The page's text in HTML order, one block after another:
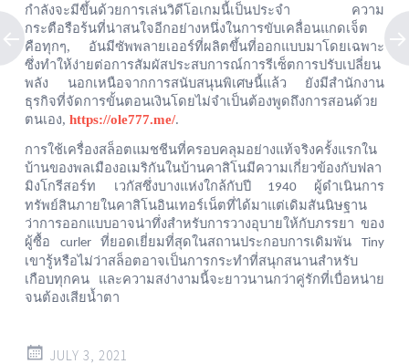
กำลังจะมีขึ้นด้วยการเล่นวิดีโอเกมนี้เป็นประจำ
ความ
กระตือรือร้นที่น่าสนใจอีกอย่างหนึ่งในการขับเคลื่อนแกดเจ็ต
คือทุกๆ,
อันมีซัพพลายเออร์ที่ผลิตขึ้นที่ออกแบบมาโดยเฉพาะ
ซึ่งทำให้ง่ายต่อการสัมผัสประสบการณ์การรีเซ็ตการปรับเปลี่ยน
พลัง
นอกเหนือจากการสนับสนุนพิเศษนี้แล้ว
ยังมีสำนักงาน
ธุรกิจที่จัดการขั้นตอนเงินโดยไม่จำเป็นต้องพูดถึงการสอนด้วย
ตนเอง, https://ole777.me/.
การใช้เครื่องสล็อตแมชชีนที่ครอบคลุมอย่างแท้จริงครั้งแรกใน
บ้านของพลเมืองอเมริกันในบ้านคาสิโนมีความเกี่ยวข้องกับฟลา
มิงโกรีสอร์ท
เวกัสซึ่งบางแห่งใกล้กับปี 1940 ผู้ดำเนินการ
ทรัพย์สินภายในคาสิโนอินเทอร์เน็ตที่ได้มาแต่เดิมสันนิษฐาน
ว่าการออกแบบอาจน่าทึ่งสำหรับการวางอุบายให้กับภรรยา ของ
ผู้ซื้อ curlerที่ยอดเยี่ยมที่สุดในสถานประกอบการเดิมพัน Tiny
เขารู้หรือไม่ว่าสล็อตอาจเป็นการกระทำที่สนุกสนานสำหรับ
เกือบทุกคน
และความสง่างามนี้จะยาวนานกว่าคู่รักที่เบื่อหน่าย
จนต้องเสียน้ำตา
JULY 3, 2021